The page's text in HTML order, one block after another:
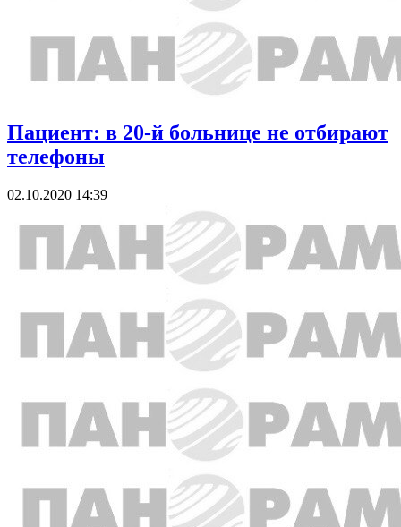
Пациент: в 20-й больнице не отбирают
телефоны
02.10.2020 14:39